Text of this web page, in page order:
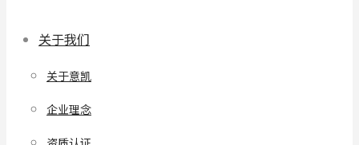
关于我们
关于意凯
企业理念